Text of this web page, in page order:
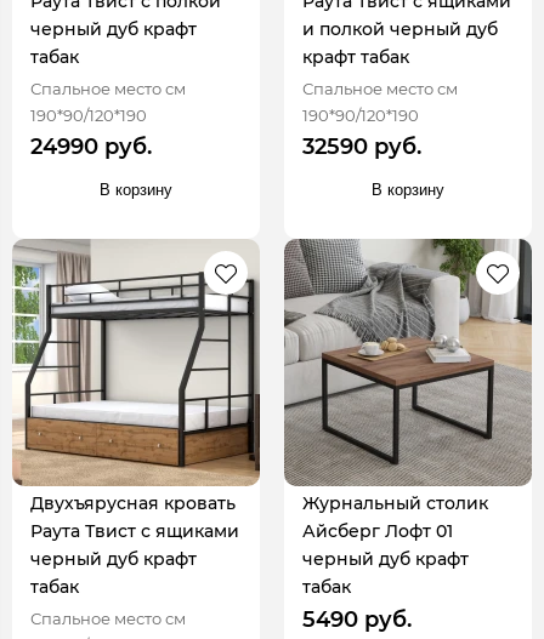
черный дуб крафт
табак
Спальное место см
190*90/120*190
24990 руб.
В корзину
и полкой черный дуб
крафт табак
Спальное место см
190*90/120*190
32590 руб.
В корзину
Двухъярусная кровать
Раута Твист с ящиками
черный дуб крафт
табак
Спальное место см
Журнальный столик
Айсберг Лофт 01
черный дуб крафт
табак
5490 руб.